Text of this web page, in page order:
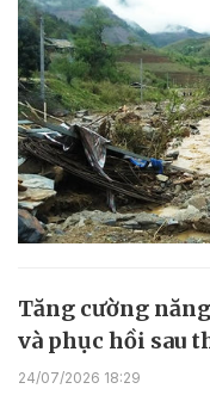
Tăng cường
và phục hồi sau
24/07/2026 18:29